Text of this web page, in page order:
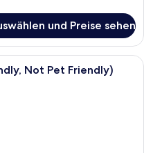
und Preise sehen
Bügelbrett, kostenloses
Not Pet Friendly)